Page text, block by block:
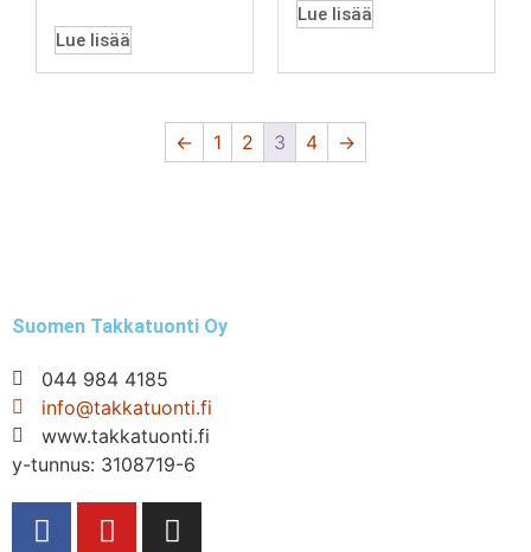
Lue lisää
Lue lisää
← 1 2 3 4 →
Suomen Takkatuonti Oy
044 984 4185
info@takkatuonti.fi
www.takkatuonti.fi
y-tunnus: 3108719-6